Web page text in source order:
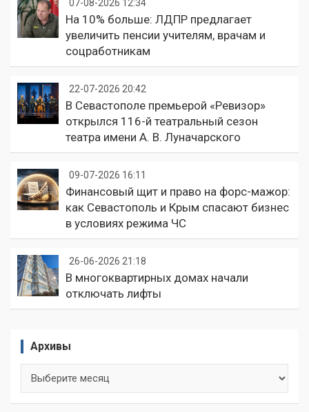
07-08-2026 12:34
На 10% больше: ЛДПР предлагает
увеличить пенсии учителям, врачам и
соцработникам
22-07-2026 20:42
В Севастополе премьерой «Ревизор»
открылся 116-й театральный сезон
театра имени А. В. Луначарского
09-07-2026 16:11
Финансовый щит и право на форс-мажор:
как Севастополь и Крым спасают бизнес
в условиях режима ЧС
26-06-2026 21:18
В многоквартирных домах начали
отключать лифты
Архивы